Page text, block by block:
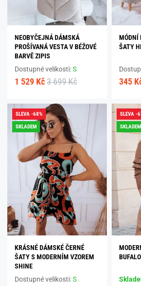
NEOBYČEJNÁ DÁMSKÁ
PROŠÍVANÁ VESTA V BÉŽOVÉ
BARVĚ ZIPIS
Dostupné velikosti:S
1 529 Kč 3 699 Kč
MÓDNÍ
ŠATY
345
SLEVA -68%
SKLADEM
KRÁSNÉ DÁMSKÉ ČERNÉ
ŠATY S MODERNÍM VZOREM
SHINE
Dostupné velikosti:S
SLEVA -
SKLADEM